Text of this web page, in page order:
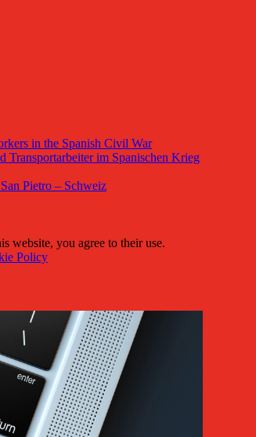
in the Spanish Civil War
Transportarbeiter im Spanischen Krieg
Pietro – Schweiz
website, you agree to their use.
Policy